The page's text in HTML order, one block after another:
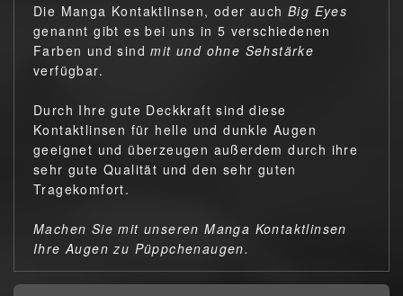
Die Manga Kontaktlinsen, oder auch Big Eyes
genannt gibt es bei uns in 5 verschiedenen
Farben und sindmit und ohne Sehstärke
verfügbar.
Durch Ihre gute Deckkraft sind diese
Kontaktlinsen für helle und dunkle Augen
geeignet und überzeugen außerdem durch ihre
sehr gute Qualität und den sehr guten
Tragekomfort.
Machen Sie mit unseren Manga Kontaktlinsen
Ihre Augen zu Püppchenaugen.